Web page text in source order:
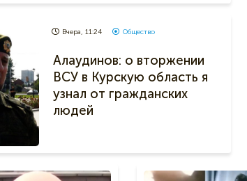
Алаудинов: о вторжении
ВСУ в Курскую область я
узнал от гражданских
людей
Вчера, 11:24 Общество